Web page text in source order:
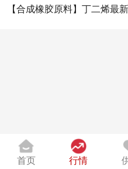
【合成橡胶原料】丁二烯最
首页 行情